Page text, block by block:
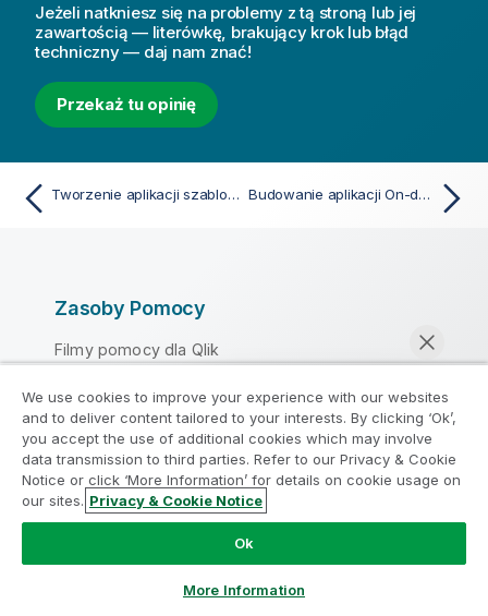
Rozmawiaj teraz
Jeżeli natkniesz się na problemy z tą stroną lub jej
zawartością — literówkę, brakujący krok lub błąd
techniczny — daj nam znać!
Przekaż tu opinię
Tworzenie aplikacji szablonu On-demand Budowanie aplikacji On-demand
Zasoby Pomocy
Filmy pomocy dla Qlik
Szkolenia
Hub edukacyjny Qlik
Portal klientów Qlik
Biblioteka
Produkty
INTEGRACJA DANYCH I JAKOŚĆ
We use cookies to improve your experience with our websites
and to deliver content tailored to your interests. By clicking ‘Ok’,
you accept the use of additional cookies which may involve
data transmission to third parties. Refer to our Privacy & Cookie
Notice or click ‘More Information’ for details on cookie usage on
our sites. Privacy & Cookie Notice
Ok
More Information